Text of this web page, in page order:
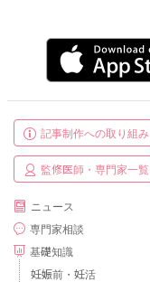
記事制作への取り組み
監修医師・専門家一覧
ニュース
専門家相談
基礎知識
妊娠前・妊活